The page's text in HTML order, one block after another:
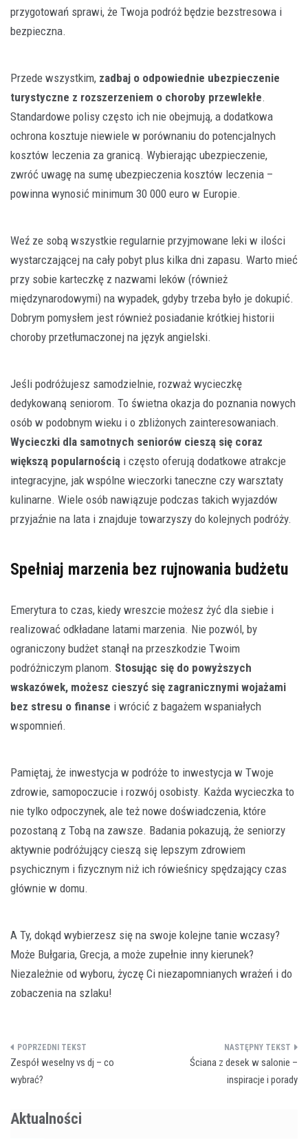
przygotowań sprawi, że Twoja podróż będzie bezstresowa i
bezpieczna.
Przede wszystkim, zadbaj o odpowiednie ubezpieczenie
turystyczne z rozszerzeniem o choroby przewlekłe.
Standardowe polisy często ich nie obejmują, a dodatkowa
ochrona kosztuje niewiele w porównaniu do potencjalnych
kosztów leczenia za granicą. Wybierając ubezpieczenie,
zwróć uwagę na sumę ubezpieczenia kosztów leczenia –
powinna wynosić minimum 30 000 euro w Europie.
Weź ze sobą wszystkie regularnie przyjmowane leki w ilości
wystarczającej na cały pobyt plus kilka dni zapasu. Warto mieć
przy sobie karteczkę z nazwami leków (również
międzynarodowymi) na wypadek, gdyby trzeba było je dokupić.
Dobrym pomysłem jest również posiadanie krótkiej historii
choroby przetłumaczonej na język angielski.
Jeśli podróżujesz samodzielnie, rozważ wycieczkę
dedykowaną seniorom. To świetna okazja do poznania nowych
osób w podobnym wieku i o zbliżonych zainteresowaniach.
Wycieczki dla samotnych seniorów cieszą się coraz
większą popularnością i często oferują dodatkowe atrakcje
integracyjne, jak wspólne wieczorki taneczne czy warsztaty
kulinarne. Wiele osób nawiązuje podczas takich wyjazdów
przyjaźnie na lata i znajduje towarzyszy do kolejnych podróży.
Spełniaj marzenia bez rujnowania budżetu
Emerytura to czas, kiedy wreszcie możesz żyć dla siebie i
realizować odkładane latami marzenia. Nie pozwól, by
ograniczony budżet stanął na przeszkodzie Twoim
podróżniczym planom. Stosując się do powyższych
wskazówek, możesz cieszyć się zagranicznymi wojażami
bez stresu o finanse i wrócić z bagażem wspaniałych
wspomnień.
Pamiętaj, że inwestycja w podróże to inwestycja w Twoje
zdrowie, samopoczucie i rozwój osobisty. Każda wycieczka to
nie tylko odpoczynek, ale też nowe doświadczenia, które
pozostaną z Tobą na zawsze. Badania pokazują, że seniorzy
aktywnie podróżujący cieszą się lepszym zdrowiem
psychicznym i fizycznym niż ich rówieśnicy spędzający czas
głównie w domu.
A Ty, dokąd wybierzesz się na swoje kolejne tanie wczasy?
Może Bułgaria, Grecja, a może zupełnie inny kierunek?
Niezależnie od wyboru, życzę Ci niezapomnianych wrażeń i do
zobaczenia na szlaku!
Nawigacja
wpisu
Zespół weselny vs dj – co
wybrać?
Ściana z desek w salonie –
inspiracje i porady
Aktualności